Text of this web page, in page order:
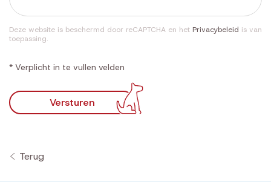
Deze website is beschermd door reCAPTCHA en het Privacybeleid is van
toepassing.
* Verplicht in te vullen velden
Versturen
Terug